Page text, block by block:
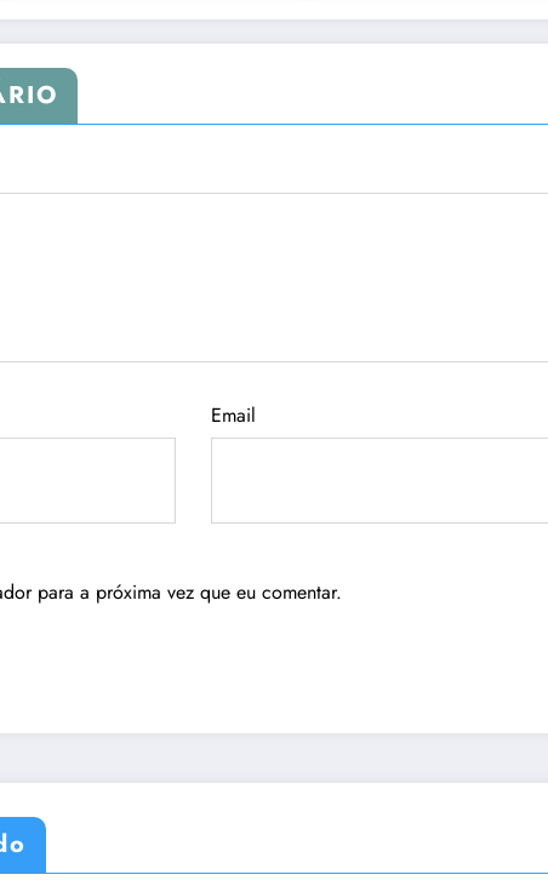
Email
para a próxima vez que eu comentar.